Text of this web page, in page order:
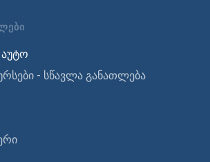
- სწავლა განათლება